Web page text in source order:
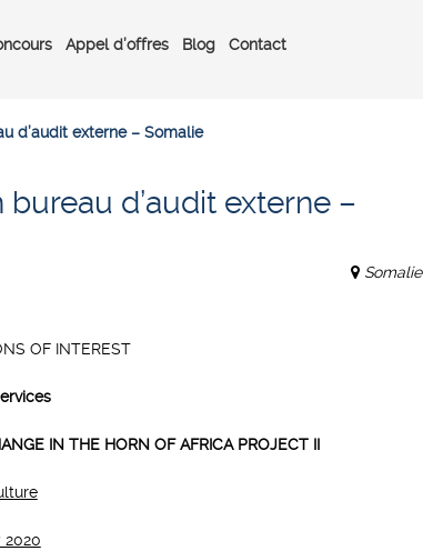
Appel d’offres Blog Contact
d’audit externe – Somalie
bureau d’audit externe –
Somalie
OF INTEREST
IN THE HORN OF AFRICA PROJECT II